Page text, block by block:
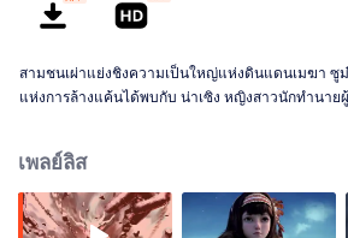
สามชนเผ่าแย่งชิงความเป็นใหญ่แห่งดินแดนเมฆา ซู
แห่งการล้างแค้นได้พบกับ น่าเซิง หญิงสาวนักทำนา
เพลย์ลิส